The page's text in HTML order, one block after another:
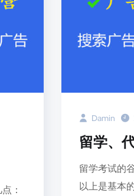
：
Damin
留学、
留学考试的
以上是基本